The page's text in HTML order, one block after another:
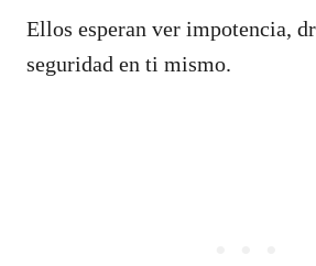
Ellos esperan ver impotencia,
seguridad en ti mismo.